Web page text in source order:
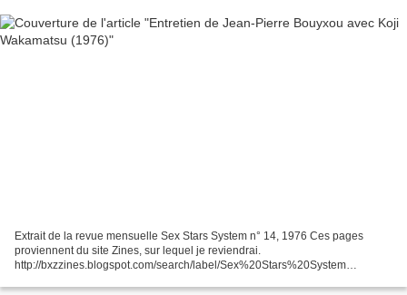
Extrait de la revue mensuelle Sex Stars System n° 14, 1976 Ces pages
proviennent du site Zines, sur lequel je reviendrai.
http://bxzzines.blogspot.com/search/label/Sex%20Stars%20System